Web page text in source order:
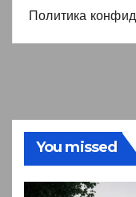
Политика
You missed